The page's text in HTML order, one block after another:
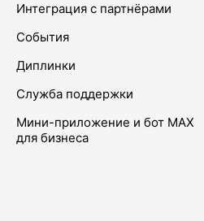
Интеграция с партнёрами
События
Диплинки
Cлужба поддержки
Мини-приложение и бот MAX
для бизнеса